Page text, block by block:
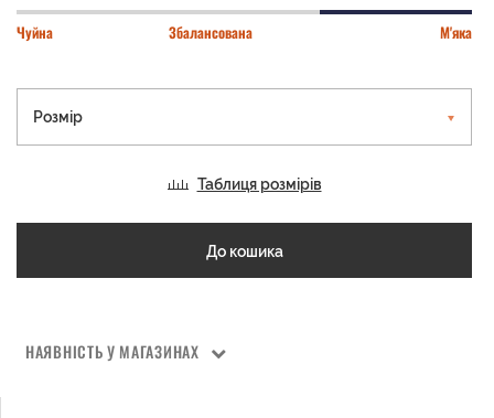
Чуйна Збалансована М'яка
Розмір
Таблиця розмірів
До кошика
НАЯВНІСТЬ У МАГАЗИНАХ